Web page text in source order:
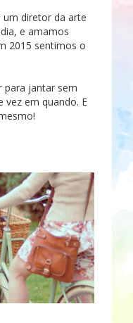
um diretor da arte
e amamos
2015 sentimos o
para jantar sem
em quando. E